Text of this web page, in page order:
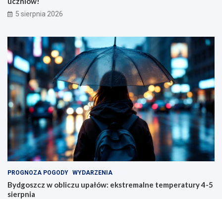
5 sierpnia 2026
PROGNOZA POGODY WYDARZENIA
Bydgoszcz w obliczu upałów: ekstremalne temperatury 4-5
sierpnia